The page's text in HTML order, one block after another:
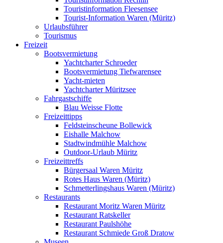
Touristinformation Fleesensee
Tourist-Information Waren (Müritz)
Urlaubsführer
Tourismus
Freizeit
Bootsvermietung
Yachtcharter Schroeder
Bootsvermietung Tiefwarensee
Yacht-mieten
Yachtcharter Müritzsee
Fahrgastschiffe
Blau Weisse Flotte
Freizeittipps
Feldsteinscheune Bollewick
Eishalle Malchow
Stadtwindmühle Malchow
Outdoor-Urlaub Müritz
Freizeittreffs
Bürgersaal Waren Müritz
Rotes Haus Waren (Müritz)
Schmetterlingshaus Waren (Müritz)
Restaurants
Restaurant Moritz Waren Müritz
Restaurant Ratskeller
Restaurant Paulshöhe
Restaurant Schmiede Groß Dratow